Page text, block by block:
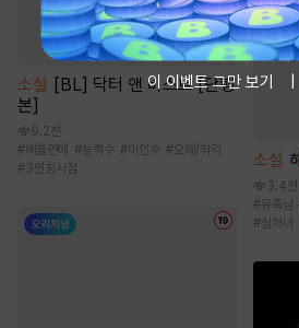
소설
[BL] 닥터 앤 비스트 [단행
본]
9.2천
#배틀연애 #능력수 #미인수 #오해/착각
#3인칭시점 소설
3.4천
#유혹남
#상처녀
이 이벤트 그만 보기